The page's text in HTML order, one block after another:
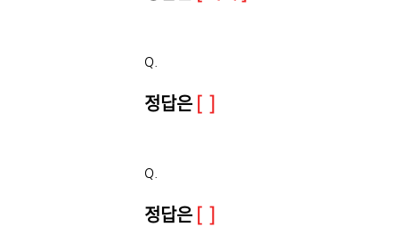
Q.
정답은 [ ]
Q.
정답은 [ ]